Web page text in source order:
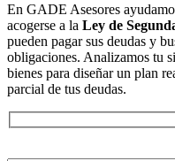
En GADE Asesores
acogerse a la Ley de
pueden pagar sus deudas y
obligaciones. Analizamos tu
bienes para diseñar un plan
parcial de tus deudas.